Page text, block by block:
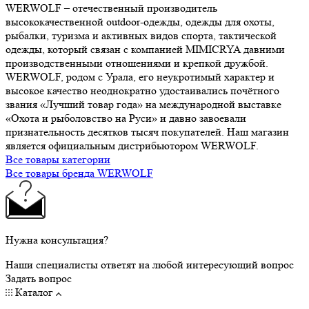
WERWOLF – отечественный производитель
высококачественной outdoor-одежды, одежды для охоты,
рыбалки, туризма и активных видов спорта, тактической
одежды, который связан с компанией MIMICRYA давними
производственными отношениями и крепкой дружбой.
WERWOLF, родом с Урала, его неукротимый характер и
высокое качество неоднократно удостаивались почётного
звания «Лучший товар года» на международной выставке
«Охота и рыболовство на Руси» и давно завоевали
признательность десятков тысяч покупателей. Наш магазин
является официальным дистрибьютором WERWOLF.
Все товары категории
Все товары бренда WERWOLF
Нужна консультация?
Наши специалисты ответят на любой интересующий вопрос
Задать вопрос
Каталог